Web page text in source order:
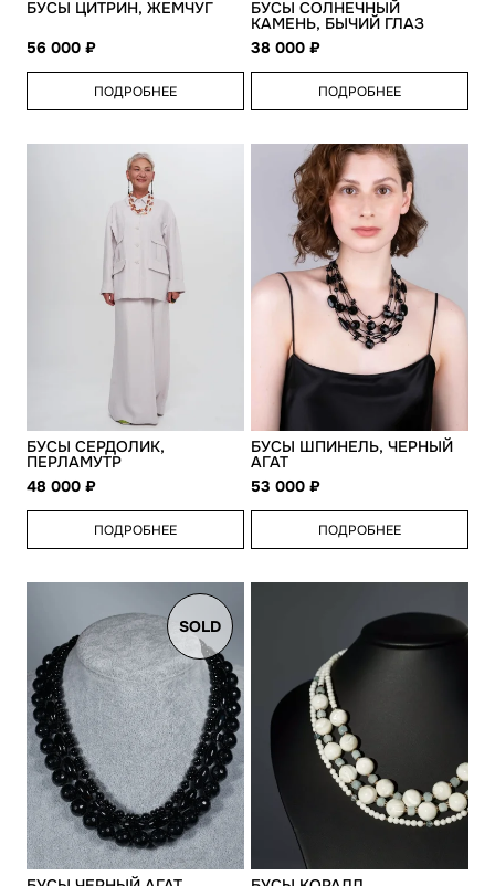
БУСЫ ЦИТРИН, ЖЕМЧУГ
56 000
ПОДРОБНЕЕ
БУСЫ СОЛНЕЧНЫЙ
КАМЕНЬ, БЫЧИЙ ГЛАЗ
38 000
ПОДРОБНЕЕ
БУСЫ СЕРДОЛИК,
ПЕРЛАМУТР
48 000
ПОДРОБНЕЕ
БУСЫ ШПИНЕЛЬ, ЧЕРНЫЙ
АГАТ
53 000
ПОДРОБНЕЕ
SOLD